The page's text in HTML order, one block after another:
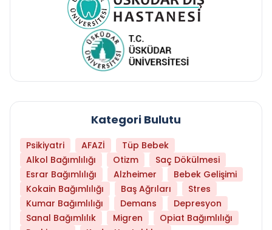
Kategori Bulutu
Psikiyatri AFAZİ
Tüp Bebek
Alkol Bağımlılığı
Otizm
Saç Dökülmesi
Esrar Bağımlılığı
Alzheimer
Bebek Gelişimi
Kokain Bağımlılığı
Baş Ağrıları
Stres
Kumar Bağımlılığı
Demans
Depresyon
Sanal Bağımlılık
Migren
Opiat Bağımlılığı